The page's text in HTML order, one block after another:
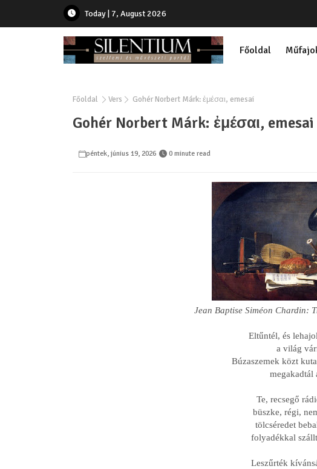
Today | 7, August 2026
Főoldal
Főoldal Vers Gohér Norbert Márk: ἐμέσαι, emesai
Gohér Norbert Márk: ἐμέσαι, emesai
péntek, június 19, 2026 0 minute read
Jean Baptise Siméon Chardin:
Eltűntél, és
a világ
Búzaszemek közt
megakadtál
Te, recsegő
büszke, régi,
tölcséredet
folyadékkal
Leszűrték